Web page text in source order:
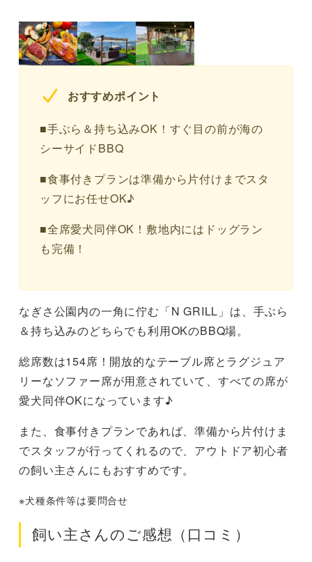
おすすめポイント
■手ぶら＆持ち込みOK！すぐ目の前が海の
シーサイドBBQ
■食事付きプランは準備から片付けまでスタ
ッフにお任せOK♪
■全席愛犬同伴OK！敷地内にはドッグラン
も完備！
なぎさ公園内の一角に佇む「N GRILL」は、手ぶら
＆持ち込みのどちらでも利用OKのBBQ場。
総席数は154席！開放的なテーブル席とラグジュア
リーなソファー席が用意されていて、すべての席が
愛犬同伴OKになっています♪
また、食事付きプランであれば、準備から片付けま
でスタッフが行ってくれるので、アウトドア初心者
の飼い主さんにもおすすめです。
※犬種条件等は要問合せ
飼い主さんのご感想（口コミ）